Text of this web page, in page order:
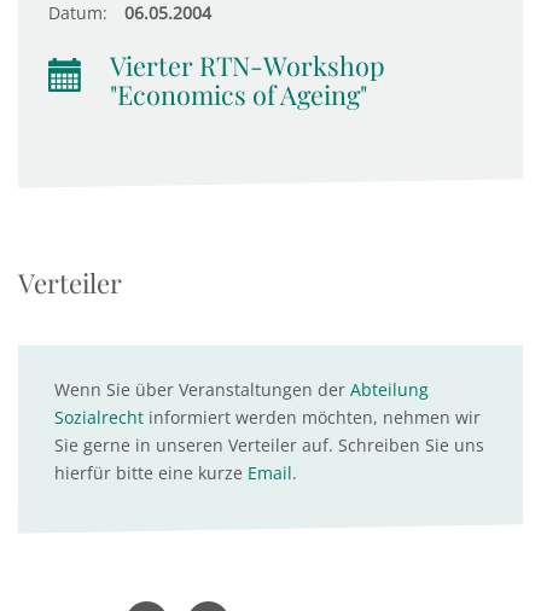
Datum: 06.05.2004
Vierter RTN-Workshop
"Economics of Ageing"
Verteiler
Wenn Sie über Veranstaltungen der Abteilung
Sozialrecht informiert werden möchten, nehmen wir
Sie gerne in unseren Verteiler auf. Schreiben Sie uns
hierfür bitte eine kurze Email.